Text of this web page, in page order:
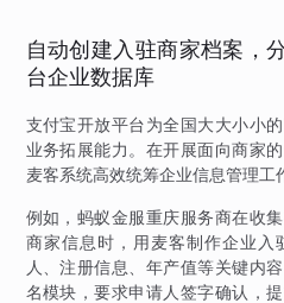
自动创建入驻商家档案，
台企业数据库
支付宝开放平台为全国大大小小
业务拓展能力。在开展面向商家
麦客系统高效统筹企业信息管理工
例如，蚂蚁金服重庆服务商在收
商家信息时，用麦客制作企业入
人、注册信息、年产值等关键内
名模块，要求申请人签字确认，